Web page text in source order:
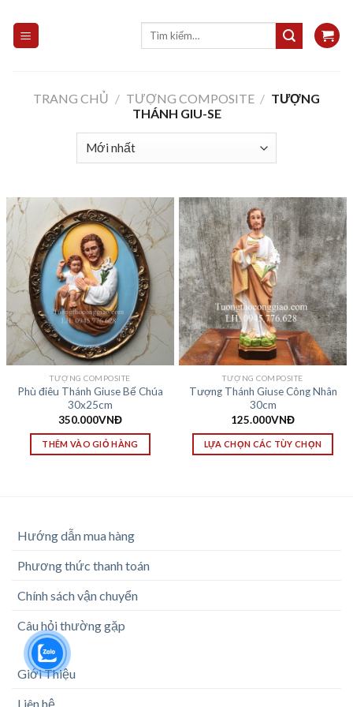
content
Tìm
TRANG CHỦ / TƯỢNG COMPOSITE / TƯỢNG
THÁNH GIU-SE
TƯỢNG COMPOSITE
Phù điêu Thánh Giuse Bế Chúa
30x25cm
350.000VNĐ
THÊM VÀO GIỎ HÀNG
TƯỢNG COMPOSITE
Tượng Thánh Giuse Công Nhân
30cm
125.000VNĐ
LỰA CHỌN CÁC TÙY CHỌN
Hướng dẫn mua hàng
Phương thức thanh toán
Chính sách vận chuyển
Câu hỏi thường gặp
Giới Thiệu
Liên hệ